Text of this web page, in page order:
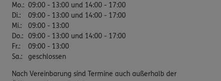
Mo.: 09:00 - 13:00 und 14:00 - 17:00
Di.:
09:00 - 13:00 und 14:00 - 17:00
Mi.:
09:00 - 13:00
Do.: 09:00 - 13:00 und 14:00 - 17:00
Fr.:
09:00 - 13:00
Sa.: geschlossen
Nach Vereinbarung sind Termine auch außerhalb der